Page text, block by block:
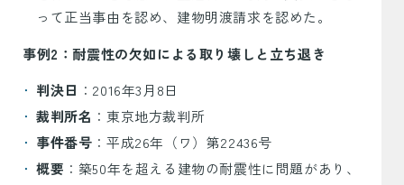
って正当事由を認め、建物明渡請求を認めた。
事例2：耐震性の欠如による取り壊しと立ち退き
判決日 ：2016年3月8日
裁判所名 ：東京地方裁判所
事件番号 ：平成26年（ワ）第22436号
概要 ：築50年を超える建物の耐震性に問題があり、